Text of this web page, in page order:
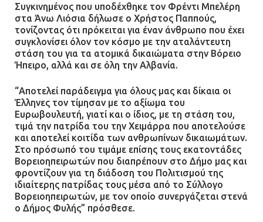
13.07.2026 | 21:21
Τηλεφωνικές απάτες με λεία
13.07.2026 | 20:44
Ασπρόπυργος: Πέθανε ένας από
τους σοβαρά εγκαυματίες της
μεγάλης έκρηξης στο εργοστάσιο
12.07.2026 | 15:07
Συγκινημένος που υποδέχθηκε τον Φρέντι Μπελέρη
στα Άνω Λιόσια δήλωσε ο Χρήστος Παππούς,
τονίζοντας ότι πρόκειται για έναν άνθρωπο που έχει
συγκλονίσει όλον τον κόσμο με την αταλάντευτη
στάση του για τα ατομικά δικαιώματα στην Βόρειο
Ήπειρο, αλλά και σε όλη την Αλβανία.
“Αποτελεί παράδειγμα για όλους μας και δίκαια οι
Έλληνες τον τίμησαν με το αξίωμα του
Ευρωβουλευτή, γιατί και ο ίδιος, με τη στάση του,
τιμά την πατρίδα του την Χειμάρρα που αποτελούσε
και αποτελεί κοιτίδα των ανθρωπίνων δικαιωμάτων.
Στο πρόσωπό του τιμάμε επίσης τους εκατοντάδες
Βορειοηπειρωτών που διαπρέπουν στο Δήμο μας και
φροντίζουν για τη διάδοση του Πολιτισμού της
ιδιαίτερης πατρίδας τους μέσα από το Σύλλογο
Βορειοηπειρωτών, με τον οποίο συνεργάζεται στενά
ο Δήμος Φυλής” πρόσθεσε.